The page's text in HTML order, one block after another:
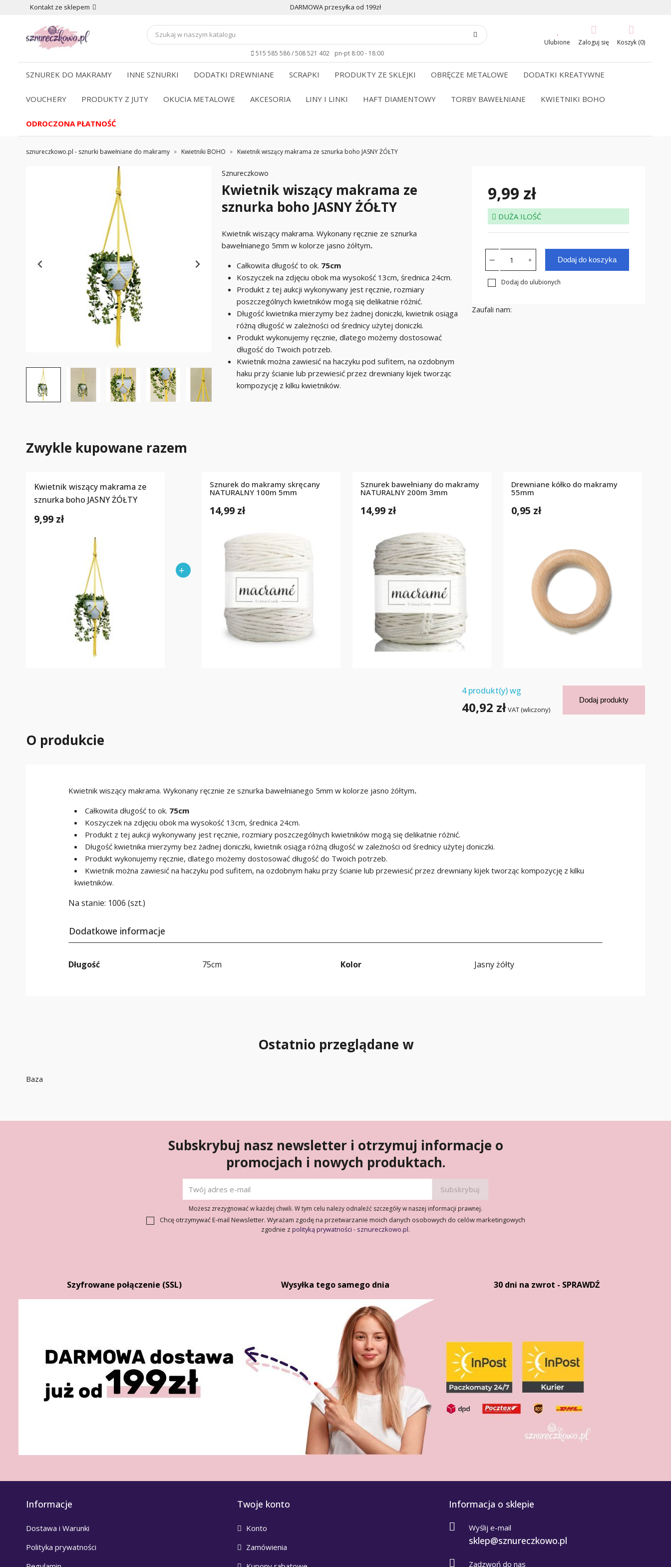
Kontakt ze sklepem DARMOWA przesyłka od 199zł
515 585 586 / 508 521 402 pn-pt 8:00 - 18:00
Ulubione Zaloguj się Koszyk (0)
SZNUREK DO MAKRAMY INNE SZNURKI DODATKI DREWNIANE SCRAPKI PRODUKTY ZE SKLEJKI OBRĘCZE METALOWE DODATKI KREATYWNE
VOUCHERY PRODUKTY Z JUTY OKUCIA METALOWE AKCESORIA LINY I LINKI HAFT DIAMENTOWY TORBY BAWEŁNIANE KWIETNIKI BOHO
ODROCZONA PŁATNOŚĆ
sznureczkowo.pl - sznurki bawełniane do makramy Kwietniki BOHO Kwietnik wiszący makrama ze sznurka boho JASNY ŻÓŁTY
Sznureczkowo
Kwietnik wiszący makrama ze
sznurka boho JASNY ŻÓŁTY
Kwietnik wiszący makrama. Wykonany ręcznie ze sznurka
bawełnianego 5mm w kolorze jasno żółtym.
Całkowita długość to ok. 75cm
Koszyczek na zdjęciu obok ma wysokość 13cm, średnica 24cm.
Produkt z tej aukcji wykonywany jest ręcznie, rozmiary
poszczególnych kwietników mogą się delikatnie różnić.
Długość kwietnika mierzymy bez żadnej doniczki, kwietnik osiąga
różną długość w zależności od średnicy użytej doniczki.
Produkt wykonujemy ręcznie, dlatego możemy dostosować
długość do Twoich potrzeb.
Kwietnik można zawiesić na haczyku pod sufitem, na ozdobnym
haku przy ścianie lub przewiesić przez drewniany kijek tworząc
kompozycję z kilku kwietników.
9,99 zł
DUŻA ILOŚĆ
Dodaj do koszyka
Dodaj do ulubionych
Zaufali nam:
Zwykle kupowane razem
Kwietnik wiszący makrama ze
sznurka boho JASNY ŻÓŁTY
9,99 zł
Sznurek do makramy skręcany
NATURALNY 100m 5mm
14,99 zł
Sznurek bawełniany do makramy
NATURALNY 200m 3mm
14,99 zł
Drewniane kółko do makramy
55mm
0,95 zł
4produkt(y) wg
40,92 zł VAT (wliczony)
Dodaj produkty
O produkcie
Kwietnik wiszący makrama. Wykonany ręcznie ze sznurka bawełnianego 5mm w kolorze jasno żółtym.
Całkowita długość to ok. 75cm
Koszyczek na zdjęciu obok ma wysokość 13cm, średnica 24cm.
Produkt z tej aukcji wykonywany jest ręcznie, rozmiary poszczególnych kwietników mogą się delikatnie różnić.
Długość kwietnika mierzymy bez żadnej doniczki, kwietnik osiąga różną długość w zależności od średnicy użytej doniczki.
Produkt wykonujemy ręcznie, dlatego możemy dostosować długość do Twoich potrzeb.
Kwietnik można zawiesić na haczyku pod sufitem, na ozdobnym haku przy ścianie lub przewiesić przez drewniany kijek tworząc kompozycję z kilku
kwietników.
Na stanie: 1006 (szt.)
Dodatkowe informacje
Długość 75cm Kolor Jasny żółty
Ostatnio przeglądane w
Baza
Subskrybuj nasz newsletter i otrzymuj informacje o
promocjach i nowych produktach.
Możesz zrezygnować w każdej chwili. W tym celu należy odnaleźć szczegóły w naszej informacji prawnej.
Chcę otrzymywać E-mail Newsletter. Wyrażam zgodę na przetwarzanie moich danych osobowych do celów marketingowych
zgodnie z polityką prywatności - sznureczkowo.pl.
Szyfrowane połączenie (SSL) Wysyłka tego samego dnia 30 dni na zwrot - SPRAWDŹ
Informacje
Dostawa i Warunki
Polityka prywatności
Twoje konto
Konto
Zamówienia
Informacja o sklepie
Wyślij e-mail
sklep@sznureczkowo.pl
Zadzwoń do nas